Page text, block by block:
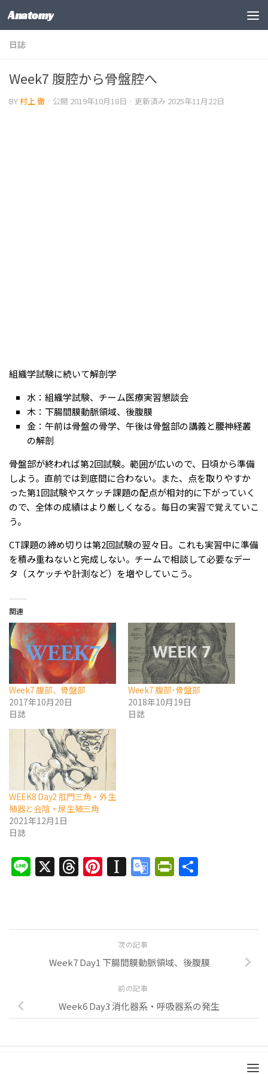
コンテンツの下
Anatomy
日誌
Week7 腹腔から骨盤腔へ
BY村上 徹 · 公開 2019年10月18日 · 更新済み 2025年11月22日
組織学試験に続いて解剖学
水：組織学試験、チーム医療実習懇談会
木：下腸間膜動脈領域、後腹膜
金：午前は骨盤の骨学、午後は骨盤部の講義と腰神経叢
の解剖
骨盤部が終われば第2回試験。範囲が広いので、日頃から準備
しよう。直前では到底間に合わない。また、点を取りやすか
った第1回試験やスケッチ課題の配点が相対的に下がっていく
ので、全体の成績はより厳しくなる。毎日の実習で覚えていこ
う。
CT課題の締め切りは第2回試験の翌々日。これも実習中に準備
を積み重ねないと完成しない。チームで相談して必要なデー
タ（スケッチや計測など）を増やしていこう。
関連
Week7 腹部、骨盤部
2017年10月20日
日誌
Week7 腹部･骨盤部
2018年10月19日
日誌
WEEK8 Day2 肛門三角・外生
殖器と会陰・尿生殖三角
2021年12月1日
日誌
Line
X Threads
Pinterest
Instapaper
Google
次の記事
Week7 Day1 下腸間膜動脈領域、後腹膜
前の記事
Week6 Day3 消化器系・呼吸器系の発生